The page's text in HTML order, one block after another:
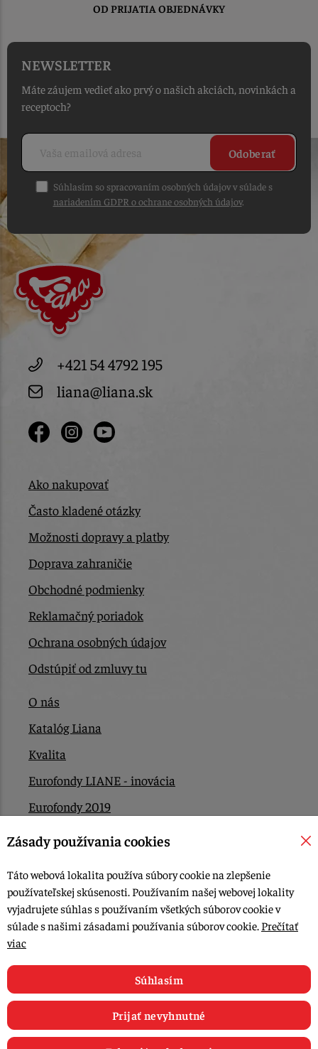
OD PRIJATIA OBJEDNÁVKY
NEWSLETTER
Máte záujem vedieť ako prvý o našich akciách, novinkách a
receptoch?
Odoberať
Súhlasím so spracovaním osobných údajov v súlade s
nariadením GDPR o ochrane osobných údajov.
+421 54 4792 195
liana@liana.sk
Ako nakupovať
Často kladené otázky
Možnosti dopravy a platby
Doprava zahraničie
Obchodné podmienky
Reklamačný poriadok
Ochrana osobných údajov
Odstúpiť od zmluvy tu
O nás
Katalóg Liana
Kvalita
Eurofondy LIANE - inovácia
Eurofondy 2019
Eurofondy 2022/2023
Kontakt
© 2015-2026, LIANA GOLIAŠ s.r.o. všetky práva vyhradené.
Upraviť nastavenia Cookies
Zásady používania cookies
Táto webová lokalita používa súbory cookie na zlepšenie
používateľskej skúsenosti. Používaním našej webovej lokality
vyjadrujete súhlas s používaním všetkých súborov cookie v
súlade s našimi zásadami používania súborov cookie. Prečítať
viac
Súhlasím
Prijať nevyhnutné